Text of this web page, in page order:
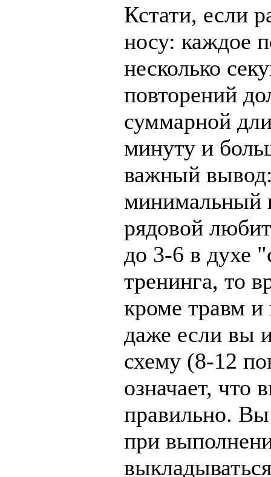
Кстати, если
носу: каждое
несколько
повторений
суммарной
минуту и
важный
минимальный
рядовой
до 3-6 в духе
тренинга, то
кроме травм и
даже если вы
схему (8-12
означает, что
правильно.
при